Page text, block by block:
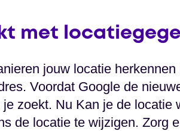
met
jouw locatie
Voordat Google de
zoekt. Nu Kan je de locatie
de locatie te wijzigen. Zorg